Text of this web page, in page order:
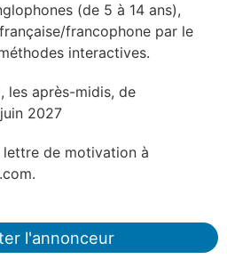
(de 5 à 14 ans),
francophone par le
interactives.
les après-midis, de
2027
lettre de motivation à
.
l'annonceur